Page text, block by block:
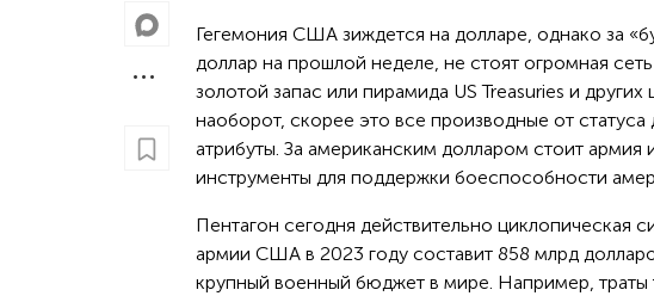
Гегемония США зиждется на долларе, однако за
доллар на прошлой неделе, не стоят огромная
золотой запас или пирамида US Treasuries и
наоборот, скорее это все производные от
атрибуты. За американским долларом стоит
инструменты для поддержки боеспособности
Пентагон сегодня действительно циклопическая
армии США в 2023 году составит 858 млрд
крупный военный бюджет в мире. Например, траты